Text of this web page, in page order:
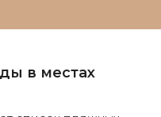
в местах